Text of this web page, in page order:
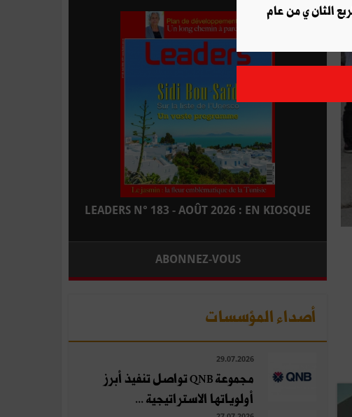
LEADERS N° 183 - AOÛT 2026 : EN KIOSQUE
ABONNEZ-VOUS
أصداء المؤسسات
29.07.2026
مجموعة QNB تواصل تنفيذ أبرز
أولوياتها الاستراتيجية ...
الثان ي من عام